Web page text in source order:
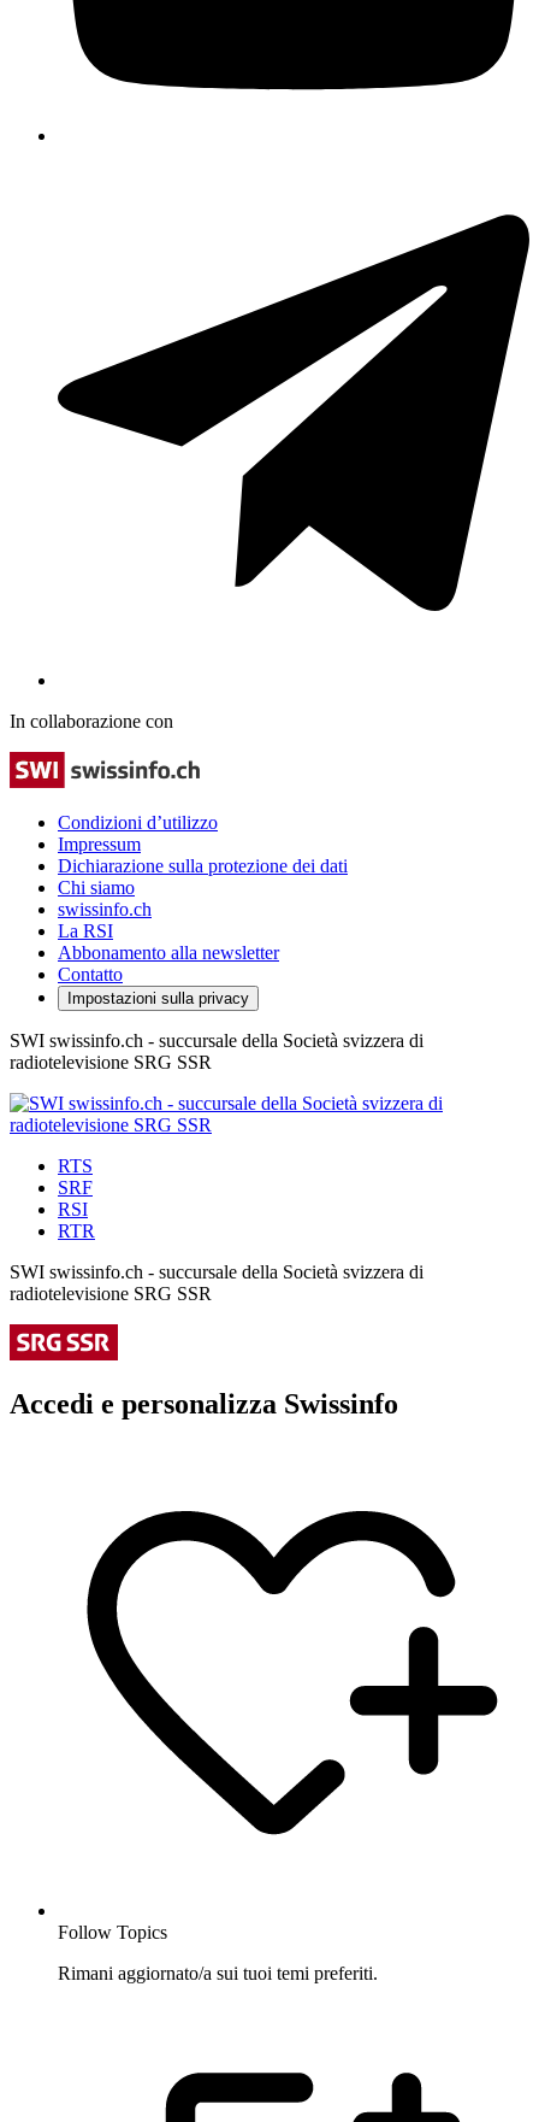
In collaborazione con
Condizioni d’utilizzo
Impressum
Dichiarazione sulla protezione dei dati
Chi siamo
swissinfo.ch
La RSI
Abbonamento alla newsletter
Contatto
Impostazioni sulla privacy
SWI swissinfo.ch - succursale della Società svizzera di
radiotelevisione SRG SSR
RTS
SRF
RSI
RTR
SWI swissinfo.ch - succursale della Società svizzera di
radiotelevisione SRG SSR
Accedi e personalizza Swissinfo
Follow Topics
Rimani aggiornato/a sui tuoi temi preferiti.